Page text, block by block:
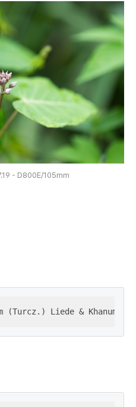
- D800E/105mm
(Turcz.) Liede & Khanum